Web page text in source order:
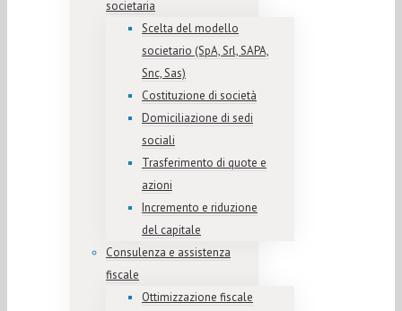
societaria
Scelta del modello
societario (SpA, Srl, SAPA,
Snc, Sas)
Costituzione di società
Domiciliazione di sedi
sociali
Trasferimento di quote e
azioni
Incremento e riduzione
del capitale
Consulenza e assistenza
fiscale
Ottimizzazione fiscale